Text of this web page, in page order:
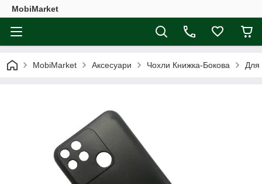
MobiMarket
MobiMarket Аксесуари Чохли Книжка-Бокова Для